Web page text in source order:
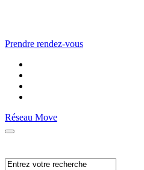
Prendre rendez-vous
Réseau Move